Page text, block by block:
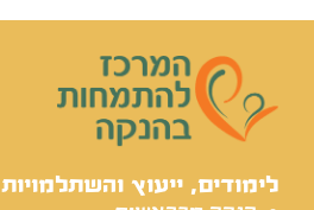
לימודים, ייעוץ והשתלמויות